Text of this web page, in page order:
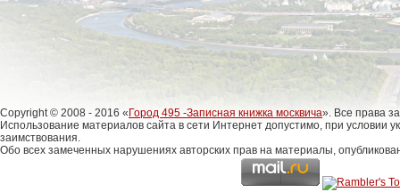
Copyright © 2008 - 2016 « Город 495 -Записная книжка москвича». Все права
Использование материалов сайта в сети Интернет допустимо, при условии
заимствования.
Обо всех замеченных нарушениях авторских прав на материалы,